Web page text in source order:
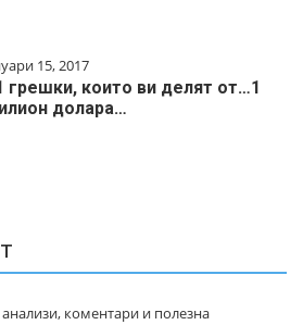
15, 2017
грешки, които ви делят от…1
дoлapa…
коментари и полезна